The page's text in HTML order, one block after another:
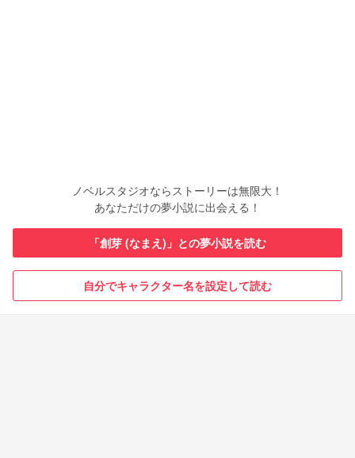
ノベルスタジオならストーリーは無限大！
あなただけの夢小説に出会える！
「創芽 (なまえ)」との夢小説を読む
自分でキャラクター名を設定して読む